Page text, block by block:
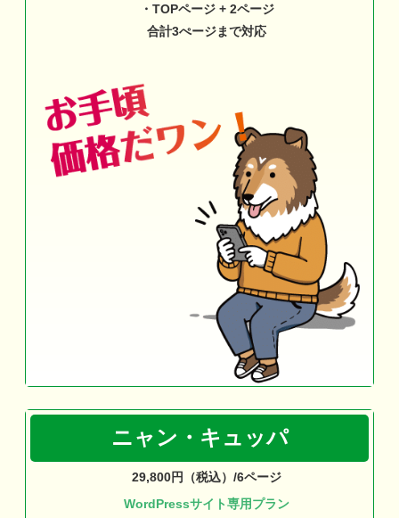
・TOPページ + 2ページ
合計3ぺージまで対応
ニャン・キュッパ
29,800円（税込）/6ページ
WordPressサイト専用プラン